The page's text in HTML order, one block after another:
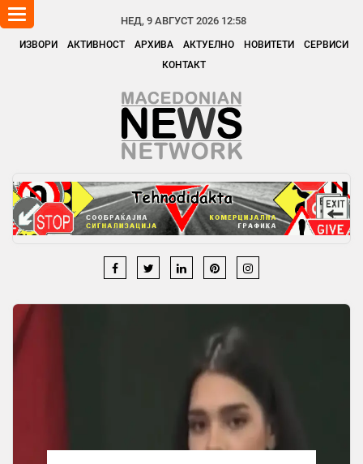
НЕД, 9 АВГУСТ 2026 12:58
ИЗВОРИ АКТИВНОСТ АРХИВА АКТУЕЛНО НОВИТЕТИ
СЕРВИСИ
КОНТАКТ
Toggle
navigation